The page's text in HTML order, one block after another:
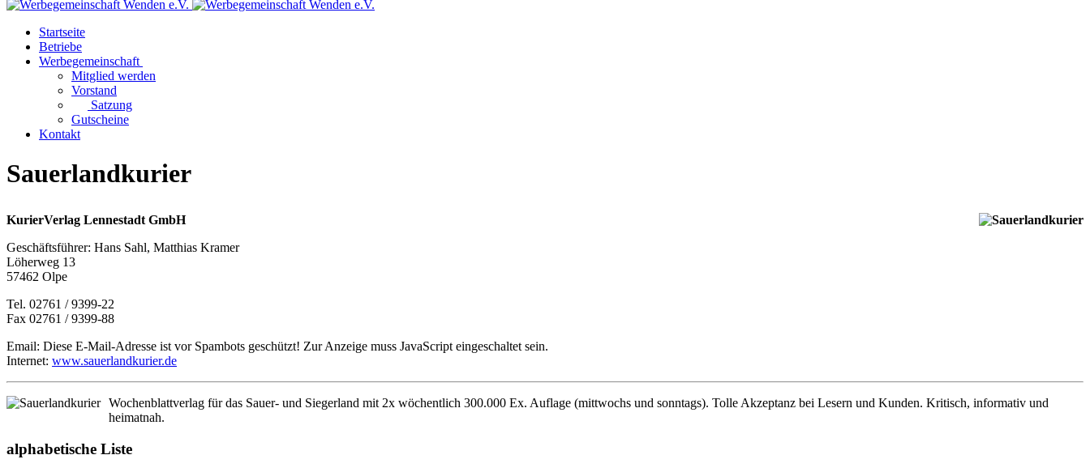
Startseite
Betriebe
Werbegemeinschaft
Mitglied werden
Vorstand
Satzung
Gutscheine
Kontakt
Sauerlandkurier
KurierVerlag Lennestadt GmbH
Geschäftsführer: Hans Sahl, Matthias Kramer
Löherweg 13
57462 Olpe
Tel. 02761 / 9399-22
Fax 02761 / 9399-88
Email: Diese E-Mail-Adresse ist vor Spambots geschützt! Zur Anzeige muss JavaScript eingeschaltet sein.
Internet: www.sauerlandkurier.de
Wochenblattverlag für das Sauer- und Siegerland mit 2x wöchentlich 300.000 Ex. Auflage (mittwochs und sonntags). Tolle Akzeptanz bei Lesern und Kunden. Kritisch, informativ und
heimatnah.
alphabetische Liste